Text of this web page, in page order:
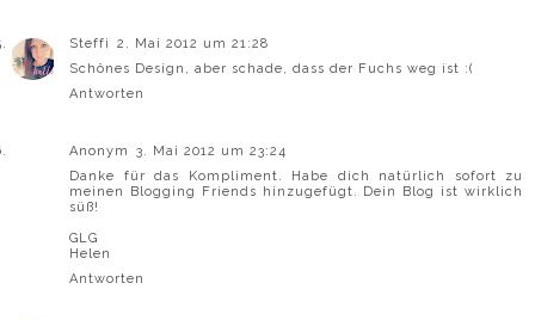
Steffi
2. Mai 2012 um 21:28
Schönes Design, aber schade, dass der Fuchs weg ist :(
Antworten
Anonym
3. Mai 2012 um 23:24
Danke für das Kompliment. Habe dich natürlich sofort zu
meinen Blogging Friends hinzugefügt. Dein Blog ist wirklich
süß!
GLG
Helen
Antworten